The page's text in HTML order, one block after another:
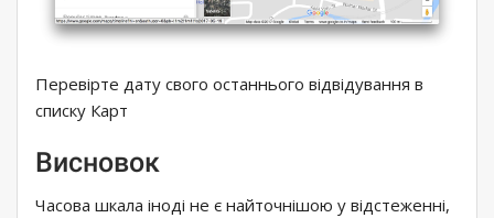
Перевірте дату свого останнього відвідування в
списку Карт
Висновок
Часова шкала іноді не є найточнішою у відстеженні,